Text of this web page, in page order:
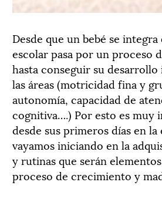
Desde que un bebé se
escolar pasa por un proceso
hasta conseguir su
las áreas (motricidad fina y
autonomía, capacidad de
cognitiva….) Por esto es muy
desde sus primeros días en la
vayamos iniciando en la
y rutinas que serán
proceso de crecimiento y